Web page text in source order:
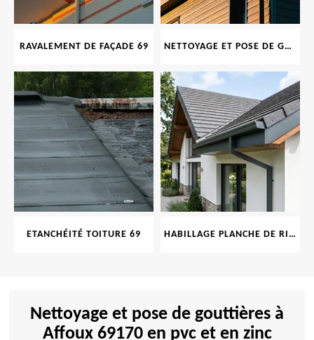
RAVALEMENT DE FAÇADE 69 NETTOYAGE ET POSE DE GOUTTIÈRE 69
ETANCHÉITÉ TOITURE 69 HABILLAGE PLANCHE DE RIVE 69
Nettoyage et pose de gouttières à
Affoux 69170 en pvc et en zinc